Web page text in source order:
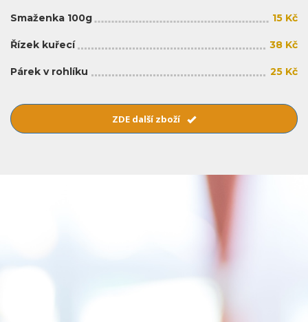
Smaženka 100g 15 Kč
Řízek kuřecí 38 Kč
Párek v rohlíku 25 Kč
ZDE další zboží